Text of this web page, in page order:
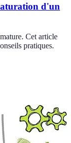
d'un
Cet article
pratiques.